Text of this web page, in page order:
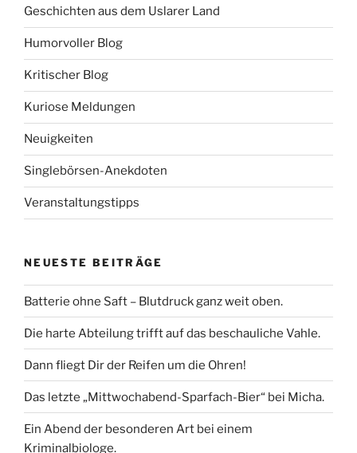
Geschichten aus dem Uslarer Land
Humorvoller Blog
Kritischer Blog
Kuriose Meldungen
Neuigkeiten
Singlebörsen-Anekdoten
Veranstaltungstipps
NEUESTE BEITRÄGE
Batterie ohne Saft – Blutdruck ganz weit oben.
Die harte Abteilung trifft auf das beschauliche Vahle.
Dann fliegt Dir der Reifen um die Ohren!
Das letzte „Mittwochabend-Sparfach-Bier“ bei Micha.
Ein Abend der besonderen Art bei einem
Kriminalbiologe.